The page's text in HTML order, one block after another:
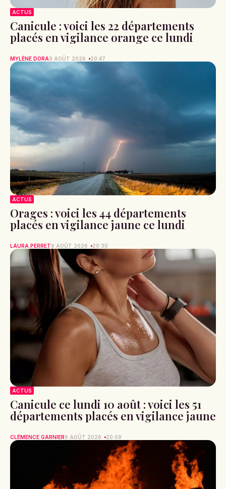
ACTUS
Canicule : voici les 22 départements
placés en vigilance orange ce lundi
MYLÈNE DORA9 AOÛT 2026 20:47
ACTUS
Orages : voici les 44 départements
placés en vigilance jaune ce lundi
LAURA PERRET9 AOÛT 2026 20:30
ACTUS
Canicule ce lundi 10 août : voici les 51
départements placés en vigilance jaune
CLÉMENCE GARNIER9 AOÛT 2026 20:09